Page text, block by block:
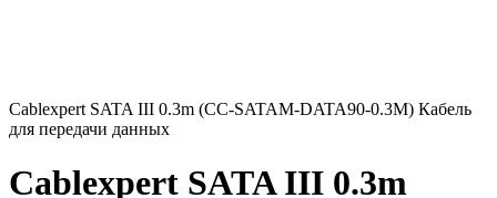
Cablexpert SATA III 0.3m (CC-SATAM-DATA90-0.3M) Кабель
для передачи данных
Cablexpert SATA III 0.3m